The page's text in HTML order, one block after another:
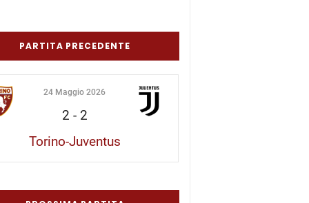
PARTITA PRECEDENTE
24 Maggio 2026
2 - 2
Torino-Juventus